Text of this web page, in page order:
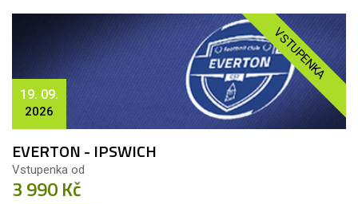
VSTUPENKA
19. 09.
2026
EVERTON - IPSWICH
Vstupenka od
3 990 Kč